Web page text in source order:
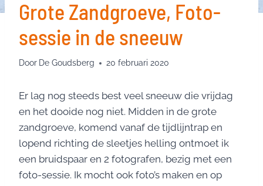
Grote Zandgroeve, Foto-
sessie in de sneeuw
Door De Goudsberg 20 februari 2020
Er lag nog steeds best veel sneeuw die vrijdag
en het dooide nog niet. Midden in de grote
zandgroeve, komend vanaf de tijdlijntrap en
lopend richting de sleetjes helling ontmoet ik
een bruidspaar en 2 fotografen, bezig met een
foto-sessie. Ik mocht ook foto’s maken en op